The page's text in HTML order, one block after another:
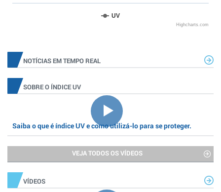
UV
Highcharts.com
NOTÍCIAS EM TEMPO REAL
SOBRE O ÍNDICE UV
Saiba o que é índice UV e como utilizá-lo para se proteger.
VEJA TODOS OS VÍDEOS
VÍDEOS